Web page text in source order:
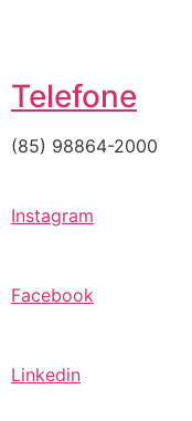
Telefone
(85) 98864-2000
Instagram
Facebook
Linkedin